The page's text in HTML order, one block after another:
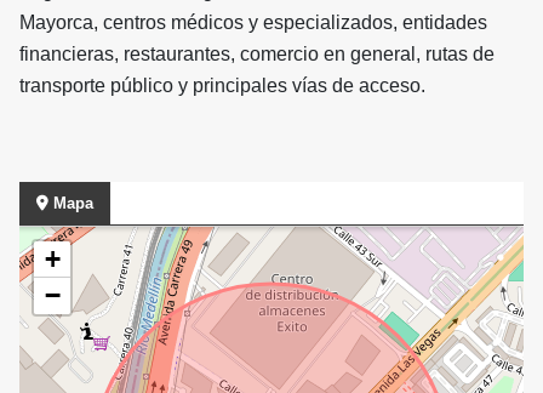
Mayorca, centros médicos y especializados, entidades
financieras, restaurantes, comercio en general, rutas de
transporte público y principales vías de acceso.
Mapa
+
−